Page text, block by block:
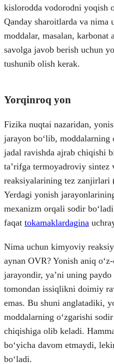
kislorodda vodorodni yoqish
Qanday sharoitlarda va
moddalar, masalan, karbonat
savolga javob berish uchun
tushunib olish kerak.
Yorqinroq yon
Fizika nuqtai nazaridan,
jarayon boʻlib, moddalarning
jadal ravishda ajrab chiqishi
taʼrifga termoyadroviy sintez
reaksiyalarining tez
Yerdagi yonish
mexanizm orqali sodir
faqat tokamaklardagina
Nima uchun kimyoviy
aynan OVR? Yonish aniq
jarayondir, yaʼni uning
tomondan issiqlikni doimiy
emas. Bu shuni anglatadiki,
moddalarning oʻzgarishi
chiqishiga olib keladi.
boʻyicha davom etmaydi,
boʻladi.